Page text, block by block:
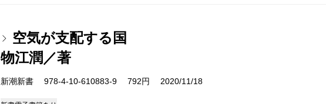
空気が支配する国
物江潤／著
新潮新書 978-4-10-610883-9 792円 2020/11/18